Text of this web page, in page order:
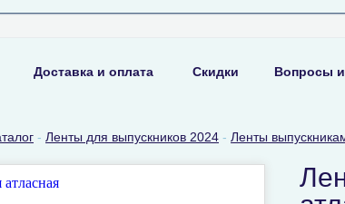
Доставка и оплата Скидки Вопросы
- Ленты для выпускников 2024 - Ленты